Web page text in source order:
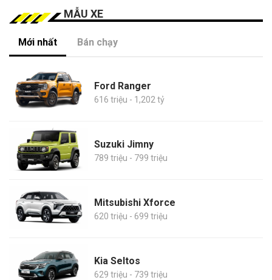
MẪU XE
Mới nhất Bán chạy
Ford Ranger
616 triệu - 1,202 tỷ
Suzuki Jimny
789 triệu - 799 triệu
Mitsubishi Xforce
620 triệu - 699 triệu
Kia Seltos
629 triệu - 739 triệu